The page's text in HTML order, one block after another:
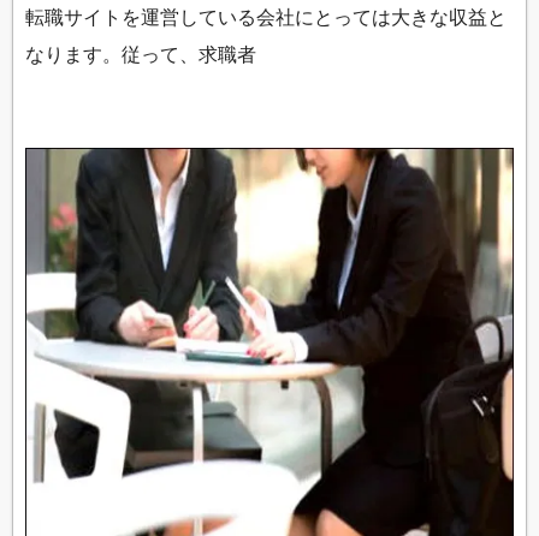
転職サイトを運営している会社にとっては大きな収益と
なります。従って、求職者